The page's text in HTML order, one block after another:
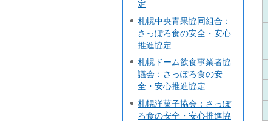
定
札幌中央青果協同組合：
さっぽろ食の安全・安心
推進協定
札幌ドーム飲食事業者協
議会：さっぽろ食の安
全・安心推進協定
札幌洋菓子協会：さっぽ
ろ食の安全・安心推進協